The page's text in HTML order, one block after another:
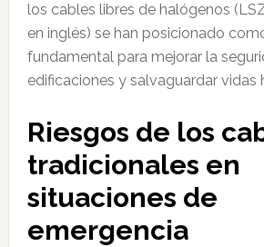
los cables libres de halógenos
en inglés) se han posicionado
fundamental para mejorar la
edificaciones y salvaguardar vidas
Riesgos de los
tradicionales en
situaciones de
emergencia